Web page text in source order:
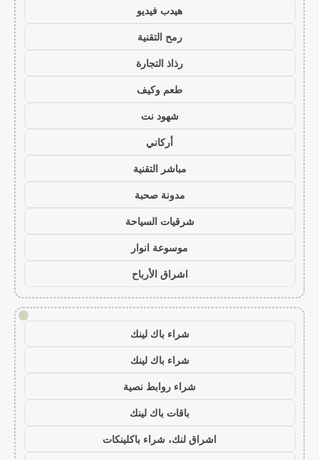
هيدب فيديو
رمح التقنية
رذاذ التجارة
طعم وكيف
شهود نت
أركاني
مباشر التقنية
مدونة صحبة
شرقيات السياحة
موسوعة انوار
اشراق الأرباح
!
شراء باك لينك
شراء باك لينك
شراء روابط نصية
باقات باك لينك
اشراق لنك، شراء باكلينكات